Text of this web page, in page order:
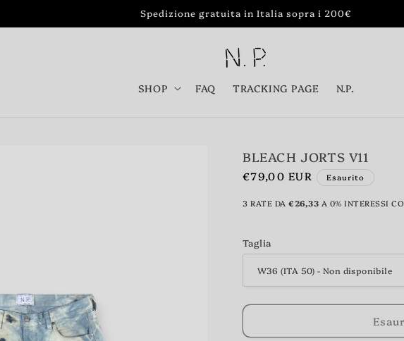
Spedizione gratuita in Italia sopra i 200€
SHOP FAQ TRACKING PAGE N.P.
BLEACH JORTS V11
Prezzo
listino
€79,00 EUR Esaurito
3 RATE DA €26,33 A 0% INTERESSI
Taglia